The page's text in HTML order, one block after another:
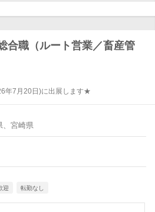
合職（ルート営業／畜産管
年7月20日)に出展します★
、宮崎県
迎 転勤なし